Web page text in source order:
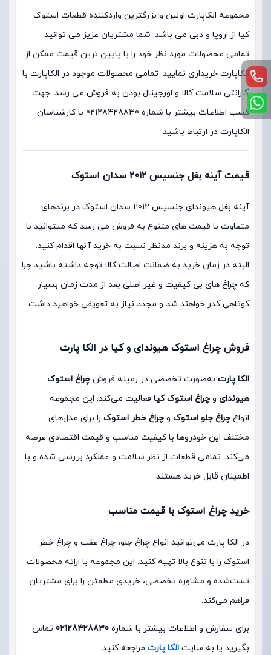
مجموعه الکاپارت اولین و بزرگترین واردکننده قطعات استوک
کیا از اروپا و دبی می باشد. شما مشتریان عزیز می توانید
تمامی محصولات مورد نظر خود را با پایین ترین قیمت ممکن از
الکاپارت خریداری نمایید. تمامی محصولات موجود در الکاپارت با
گارانتی سلامت کالا و اورجینال بودن به فروش می رسد. جهت
کسب اطلاعات بیشتر با شماره 02128428830 با کارشناسان
الکاپارت در ارتباط باشید.
قیمت آینه بغل جنسیس 2012 سدان استوک
آینه بغل هیوندای جنسیس 2012 سدان استوک در برندهای
متفاوت با قیمت های متنوع به فروش می رسد که میتوانید با
توجه به هزینه و برند مدنظر نسبت به خرید آنها اقدام کنید.
البته در زمان خرید به ضمانت اصالت کالا توجه داشته باشید چرا
که چراغ های بی کیفیت و غیر اصلی بعد از مدت زمان بسیار
کوتاهی کدر خواهند شد و مجدد نیاز به تعویض خواهید داشت.
فروش چراغ استوک هیوندای و کیا در الکا پارت
الکا پارت به‌صورت تخصصی در زمینه فروش چراغ استوک
هیوندای و چراغ استوک کیا فعالیت می‌کند. این مجموعه
انواع چراغ جلو استوک و چراغ خطر استوک را برای مدل‌های
مختلف این خودروها با کیفیت مناسب و قیمت اقتصادی عرضه
می‌کند. تمامی قطعات از نظر سلامت و عملکرد بررسی شده و با
اطمینان قابل خرید هستند.
خرید چراغ استوک با قیمت مناسب
در الکا پارت می‌توانید انواع چراغ جلو، چراغ عقب و چراغ خطر
استوک را با تنوع بالا تهیه کنید. این مجموعه با ارائه محصولات
تست‌شده و مشاوره تخصصی، خریدی مطمئن را برای مشتریان
فراهم می‌کند.
برای سفارش و اطلاعات بیشتر با شماره 02128428830 تماس
بگیرید یا به سایت الکا پارت مراجعه کنید.